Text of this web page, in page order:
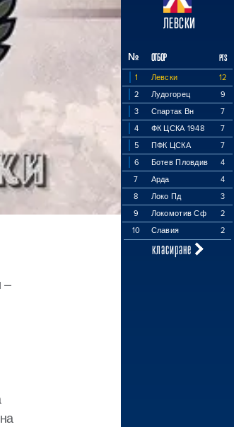
ЛЕВСКИ
№ ОТБОР PTS
1 Левски
12
2
Лудогорец
9
3
Спартак Вн
7
4
ФК ЦСКА 1948
7
5
ПФК ЦСКА
7
6
Ботев Пловдив
4
7
Арда
4
8
Локо Пд
3
9
Локомотив Сф
2
10
Славия 2
класиране
–